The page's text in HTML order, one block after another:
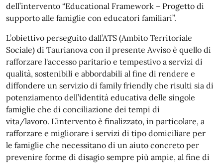
dell’intervento “Educational Framework – Progetto di
supporto alle famiglie con educatori familiari”.
L’obiettivo perseguito dall’ATS (Ambito Territoriale
Sociale) di Taurianova con il presente Avviso è quello di
rafforzare l'accesso paritario e tempestivo a servizi di
qualità, sostenibili e abbordabili al fine di rendere e
diffondere un servizio di family friendly che risulti sia di
potenziamento dell’identità educativa delle singole
famiglie che di conciliazione dei tempi di
vita/lavoro. L’intervento è finalizzato, in particolare, a
rafforzare e migliorare i servizi di tipo domiciliare per
le famiglie che necessitano di un aiuto concreto per
prevenire forme di disagio sempre più ampie, al fine di